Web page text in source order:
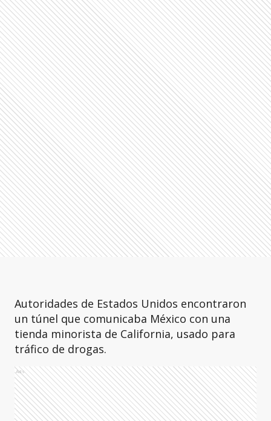
Autoridades de Estados Unidos encontraron
un túnel que comunicaba México con una
tienda minorista de California, usado para
tráfico de drogas.
Ads